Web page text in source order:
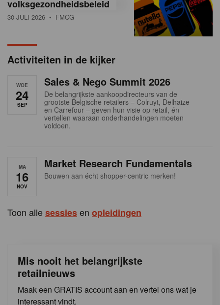
a
n
volksgezondheidsbeleid
30 JULI 2026 • FMCG
Activiteiten in de kijker
WOE
24
SEP
Sales & Nego Summit 2026
De belangrijkste aankoopdirecteurs van de
grootste Belgische retailers – Colruyt, Delhaize
en Carrefour – geven hun visie op retail, én
vertellen waaraan onderhandelingen moeten
voldoen.
MA
16
NOV
Market Research Fundamentals
Bouwen aan écht shopper-centric merken!
Toon allesessiesen opleidingen
Mis nooit het belangrijkste
retailnieuws
Maak een GRATIS account aan en vertel ons wat je
interessant vindt.